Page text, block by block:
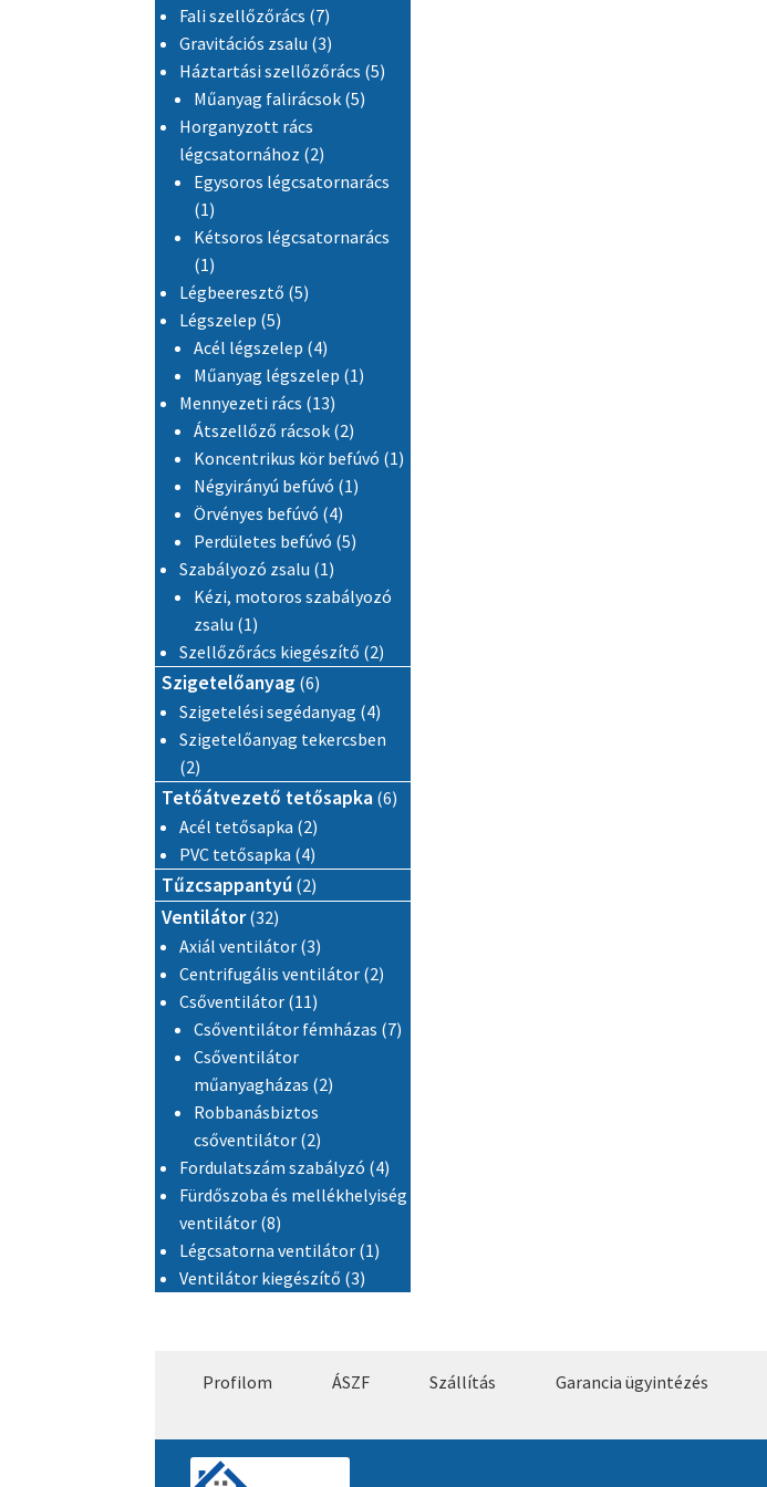
Fali szellőzőrács 77 termék
Gravitációs zsalu 33 termék
Háztartási szellőzőrács 55 termék
Műanyag falirácsok 55 termék
Horganyzott rács
légcsatornához 22 termék
Egysoros légcsatornarács
11 termék
Kétsoros légcsatornarács
11 termék
Légbeeresztő 55 termék
Légszelep 55 termék
Acél légszelep 44 termék
Műanyag légszelep 11 termék
Mennyezeti rács 1313 termék
Átszellőző rácsok 22 termék
Koncentrikus kör befúvó 11 termék
Négyirányú befúvó 11 termék
Örvényes befúvó 44 termék
Perdületes befúvó 55 termék
Szabályozó zsalu 11 termék
Kézi, motoros szabályozó
zsalu 11 termék
Szellőzőrács kiegészítő 22 termék
Szigetelőanyag 66 termék
Szigetelési segédanyag 44 termék
Szigetelőanyag tekercsben
22 termék
Tetőátvezető tetősapka 66 termék
Acél tetősapka 22 termék
PVC tetősapka 44 termék
Tűzcsappantyú 22 termék
Ventilátor 3232 termék
Axiál ventilátor 33 termék
Centrifugális ventilátor 22 termék
Csőventilátor 1111 termék
Csőventilátor fémházas 77 termék
Csőventilátor
műanyagházas 22 termék
Robbanásbiztos
csőventilátor 22 termék
Fordulatszám szabályzó 44 termék
Fürdőszoba és mellékhelyiség
ventilátor 88 termék
Légcsatorna ventilátor 11 termék
Ventilátor kiegészítő 33 termék
Profilom ÁSZF Szállítás Garancia ügyintézés